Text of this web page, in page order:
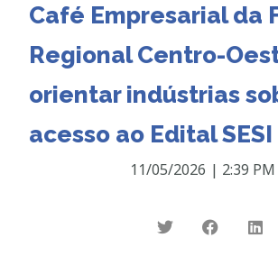
Café Empresarial da
Regional Centro-
orientar indústrias
acesso ao Edital SESI
11/05/2026 | 2:39 PM